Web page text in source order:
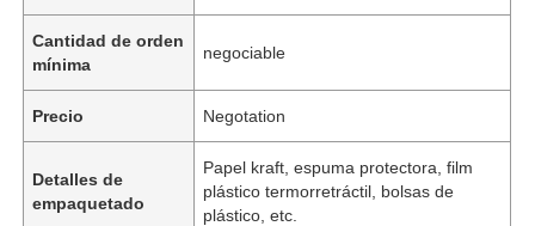
Cantidad de orden
mínima
negociable
Precio Negotation
Detalles de
empaquetado
Papel kraft, espuma protectora, film
plástico termorretráctil, bolsas de
plástico, etc.